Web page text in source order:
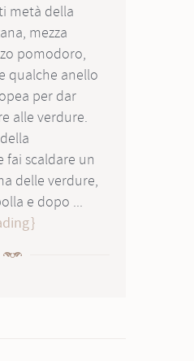
metà della
mezza
pomodoro,
qualche anello
per dar
alle verdure.
fai scaldare un
delle verdure,
e dopo ...